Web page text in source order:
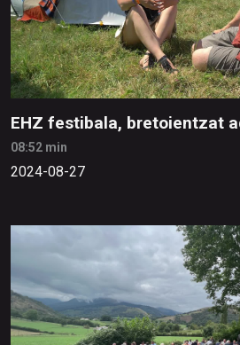
EHZ festibala, bretoientzat
08:52 min
2024-08-27